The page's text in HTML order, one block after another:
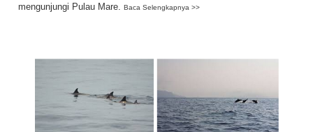
mengunjungi Pulau Mare.
Baca Selengkapnya >>